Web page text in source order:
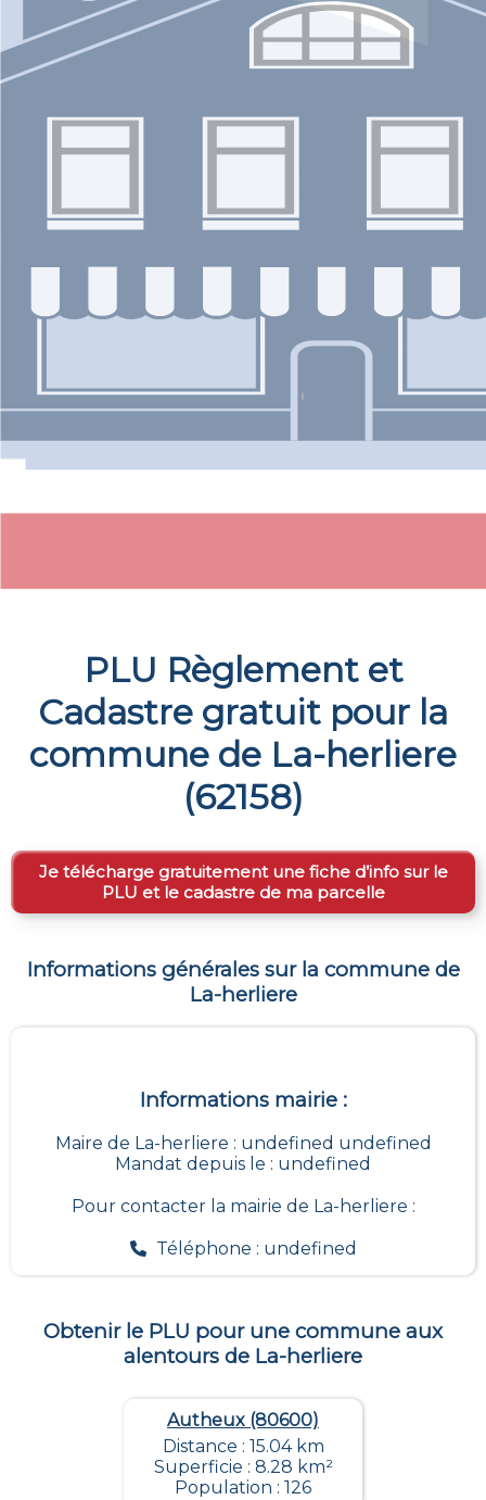
PLU Règlement et
Cadastre gratuit pour la
commune de La-herliere
(62158)
Je télécharge gratuitement une fiche d’info sur le
PLU et le cadastre de ma parcelle
Informations générales sur la commune de
La-herliere
Informations mairie :
Maire de La-herliere : undefined undefined
Mandat depuis le : undefined
Pour contacter la mairie de La-herliere :
Téléphone : undefined
Obtenir le PLU pour une commune aux
alentours de La-herliere
Autheux (80600)
Distance : 15.04 km
Superficie : 8.28 km²
Population : 126